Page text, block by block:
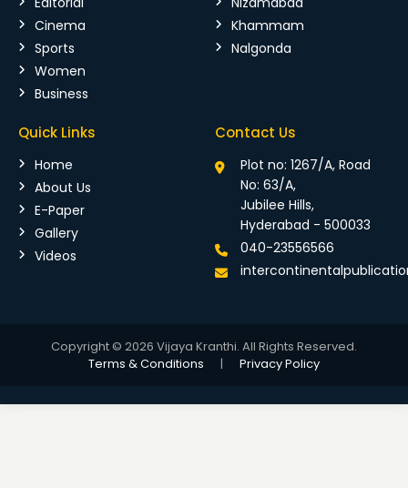
Cinema
Sports
Women
Business
Khammam
Nalgonda
Quick Links
Home
About Us
E-Paper
Gallery
Videos
Contact Us
Plot no: 1267/A, Road
No: 63/A,
Jubilee Hills,
Hyderabad - 500033
040-23556566
Copyright © 2026 Vijaya Kranthi. All Rights Reserved.
Terms & Conditions
| Privacy Policy